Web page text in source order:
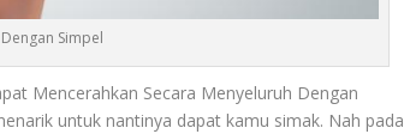
Simpel
Mencerahkan Secara Menyeluruh Dengan
untuk nantinya dapat kamu simak. Nah pada